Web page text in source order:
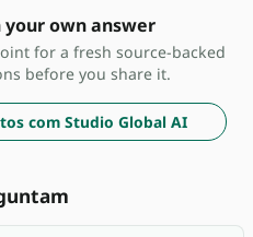
your own answer
for a fresh source-backed
before you share it.
com Studio Global AI